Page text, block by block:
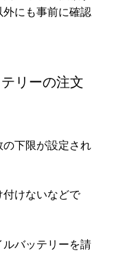
にも事前に確認
リーの注文
下限が設定され
けないなどで
バッテリーを請